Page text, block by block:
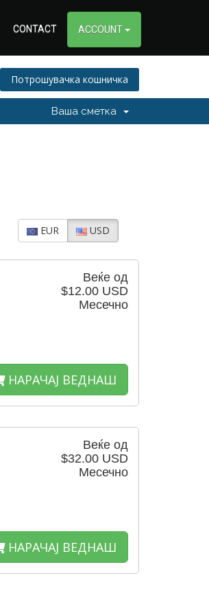
CONTACT ACCOUNT
Потрошувачка кошничка
Ваша сметка
EUR USD
Веќе од
$12.00 USD
Месечно
НАРАЧАЈ ВЕДНАШ
Веќе од
$32.00 USD
Месечно
НАРАЧАЈ ВЕДНАШ